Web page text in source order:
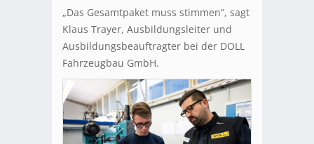
„Das Gesamtpaket muss stimmen“, sagt
Klaus Trayer, Ausbildungsleiter und
Ausbildungsbeauftragter bei der DOLL
Fahrzeugbau GmbH.